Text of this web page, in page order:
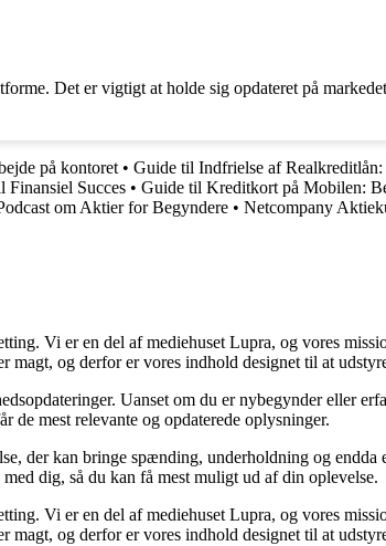
Det er vigtigt at holde sig opdateret på
på kontoret • Guide til Indfrielse af
Succes • Guide til Kreditkort på Mobilen:
om Aktier for Begyndere • Netcompany
Vi er en del af mediehuset Lupra, og vores
og derfor er vores indhold designet til at
Uanset om du er nybegynder eller
de mest relevante og opdaterede oplysninger.
der kan bringe spænding, underholdning og
dig, så du kan få mest muligt ud af din oplevelse.
Vi er en del af mediehuset Lupra, og vores
og derfor er vores indhold designet til at